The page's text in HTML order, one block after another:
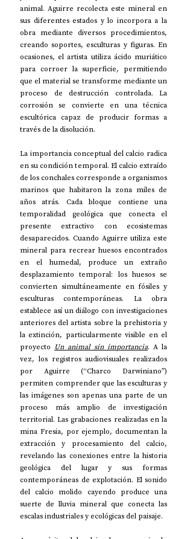
animal. Aguirre recolecta este mineral en
sus diferentes estados y lo incorpora a la
obra mediante diversos procedimientos,
creando soportes, esculturas y figuras. En
ocasiones, el artista utiliza ácido muriático
para corroer la superficie, permitiendo
que el material se transforme mediante un
proceso de destrucción controlada. La
corrosión se convierte en una técnica
escultórica capaz de producir formas a
través de la disolución.
La importancia conceptual del calcio radica
en su condición temporal. El calcio extraído
de los conchales corresponde a organismos
marinos que habitaron la zona miles de
años atrás. Cada bloque contiene una
temporalidad geológica que conecta el
presente extractivo con ecosistemas
desaparecidos. Cuando Aguirre utiliza este
mineral para recrear huesos encontrados
en el humedal, produce un extraño
desplazamiento temporal: los huesos se
convierten simultáneamente en fósiles y
esculturas contemporáneas. La obra
establece así un diálogo con investigaciones
anteriores del artista sobre la prehistoria y
la extinción, particularmente visible en el
proyecto Un animal sin importancia. A la
vez, los registros audiovisuales realizados
por Aguirre (“Charco Darwiniano”)
permiten comprender que las esculturas y
las imágenes son apenas una parte de un
proceso más amplio de investigación
territorial. Las grabaciones realizadas en la
mina Fresia, por ejemplo, documentan la
extracción y procesamiento del calcio,
revelando las conexiones entre la historia
geológica del lugar y sus formas
contemporáneas de explotación. El sonido
del calcio molido cayendo produce una
suerte de lluvia mineral que conecta las
escalas industriales y ecológicas del paisaje.